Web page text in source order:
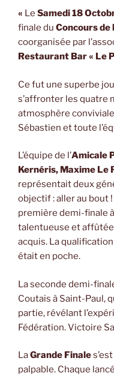
« Le Samedi 18
finale du Concours de
coorganisée par
Restaurant Bar « Le
Ce fut une superbe
s’affronter les quatre
atmosphère
Sébastien et toute
L’équipe de l’Amicale
Kernéris, Maxime Le
représentait deux
objectif : aller au bout
première demi-finale
talentueuse et
acquis. La
était en poche.
La seconde demi-
Coutais à Saint-Paul,
partie, révélant
Fédération. Victoire
LaGrande Finale
palpable. Chaque